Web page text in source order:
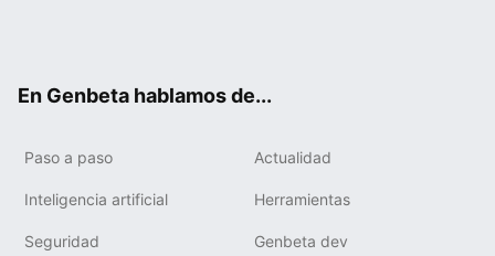
En Genbeta hablamos de...
Paso a paso Actualidad
Inteligencia artificial Herramientas
Seguridad Genbeta dev